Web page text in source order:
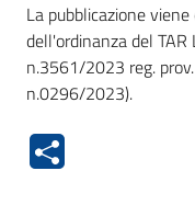
La pubblicazione
dell'ordinanza del TAR
n.3561/2023 reg.
n.0296/2023).